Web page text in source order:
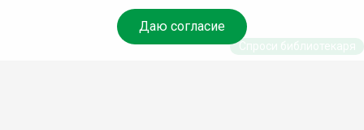
Даю согласие
Спроси библиотекаря